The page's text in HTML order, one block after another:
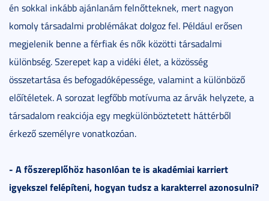
én sokkal inkább ajánlanám felnőtteknek, mert nagyon
komoly társadalmi problémákat dolgoz fel. Például erősen
megjelenik benne a férfiak és nők közötti társadalmi
különbség. Szerepet kap a vidéki élet, a közösség
összetartása és befogadóképessége, valamint a különböző
előítéletek. A sorozat legfőbb motívuma az árvák helyzete, a
társadalom reakciója egy megkülönböztetett háttérből
érkező személyre vonatkozóan.
- A főszereplőhöz hasonlóan te is akadémiai karriert
igyekszel felépíteni, hogyan tudsz a karakterrel azonosulni?